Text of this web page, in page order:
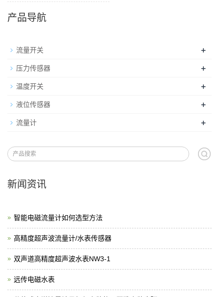
产品导航
流量开关 +
压力传感器 +
温度开关 +
液位传感器 +
流量计 +
新闻资讯
智能电磁流量计如何选型方法
高精度超声波流量计/水表传感器
双声道高精度超声波水表NW3-1
远传电磁水表